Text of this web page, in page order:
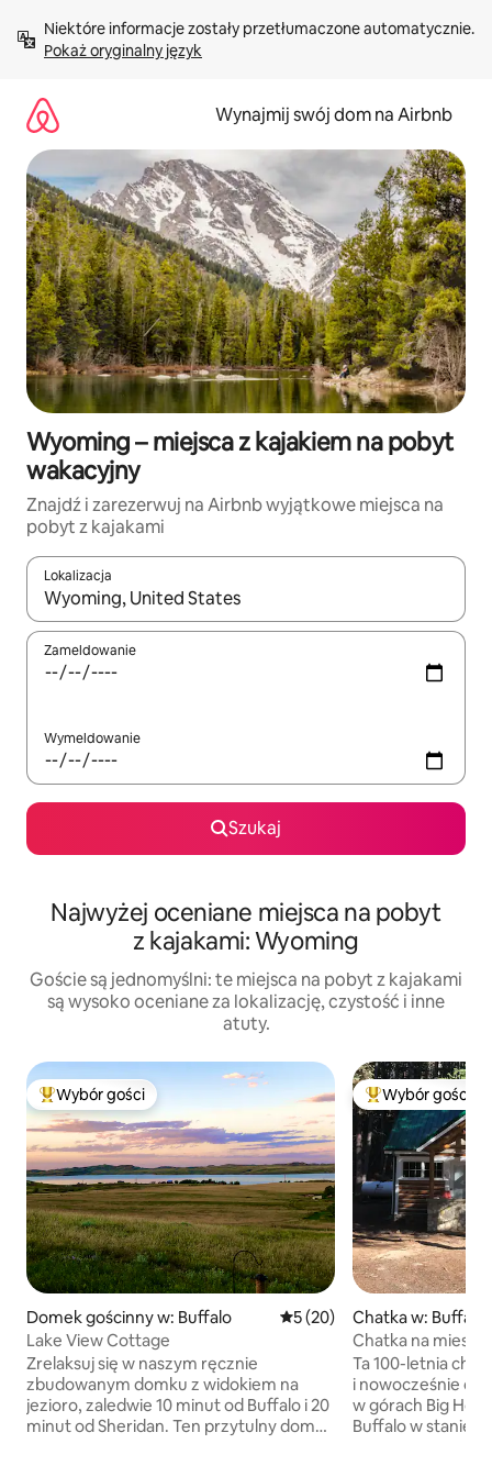
treści Pokaż oryginalny język
Wynajmij swój dom na Airbnb
Wyoming – miejsca z kajakiem na pobyt
wakacyjny
Znajdź i zarezerwuj na Airbnb wyjątkowe miejsca na
pobyt z kajakami
Lokalizacja
Gdy wyniki będą dostępne, możesz poruszać się po nich za
Zameldowanie
Wymeldowanie
Szukaj
Najwyżej oceniane miejsca na pobyt
z kajakami: Wyoming
Goście są jednomyślni: te miejsca na pobyt z kajakami
są wysoko oceniane za lokalizację, czystość i inne
atuty.
Najpopularniejsze z kategorii Wybór gości
Wybór gości
Domek gościnny w: Buffalo Średnia ocena: 5 na 5,
5 (20)
Lake View Cottage
Zrelaksuj się w naszym ręcznie
zbudowanym domku z widokiem na
jezioro, zaledwie 10 minut od Buffalo i 20
minut od Sheridan. Ten przytulny dom
Wybór gości
Chatka w: Buffalo
Chatka na
Ta 100-letnia
i nowocześnie
w górach Big
Buffalo w stanie